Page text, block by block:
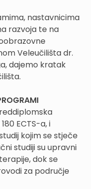
nastavnicima
razvoja te na
Veleučilišta dr.
dajemo kratak
ECTS-a, i
kojim se stječe
studiji su upravni
dok se
za područje